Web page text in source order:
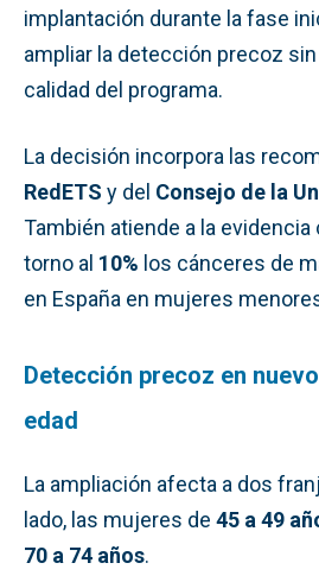
implantación durante la fase
ampliar la detección precoz
calidad del programa.
La decisión incorpora las
RedETS y del Consejo de la
También atiende a la
torno al 10% los cánceres de
en España en mujeres
Detección precoz en
edad
La ampliación afecta a dos
lado, las mujeres de 45 a 49
70 a 74 años.